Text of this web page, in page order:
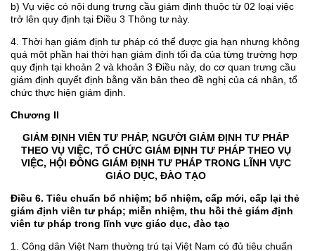
b) Vụ việc có nội dung trưng cầu giám định thuộc từ 02 loại việc
trở lên quy định tại Điều 3 Thông tư này.
4. Thời hạn giám định tư pháp có thể được gia hạn nhưng không
quá một phần hai thời hạn giám định tối đa của từng trường hợp
quy định tại khoản 2 và khoản 3 Điều này, do cơ quan trưng cầu
giám định quyết định bằng văn bản theo đề nghị của cá nhân, tổ
chức thực hiện giám định.
Chương II
GIÁM ĐỊNH VIÊN TƯ PHÁP, NGƯỜI GIÁM ĐỊNH TƯ PHÁP
THEO VỤ VIỆC, TỔ CHỨC GIÁM ĐỊNH TƯ PHÁP THEO VỤ
VIỆC, HỘI ĐỒNG GIÁM ĐỊNH TƯ PHÁP TRONG LĨNH VỰC
GIÁO DỤC, ĐÀO TẠO
Điều 6. Tiêu chuẩn bổ nhiệm; bổ nhiệm, cấp mới, cấp lại thẻ
giám định viên tư pháp; miễn nhiệm, thu hồi thẻ giám định
viên tư pháp trong lĩnh vực giáo dục, đào tạo
1. Công dân Việt Nam thường trú tại Việt Nam có đủ tiêu chuẩn